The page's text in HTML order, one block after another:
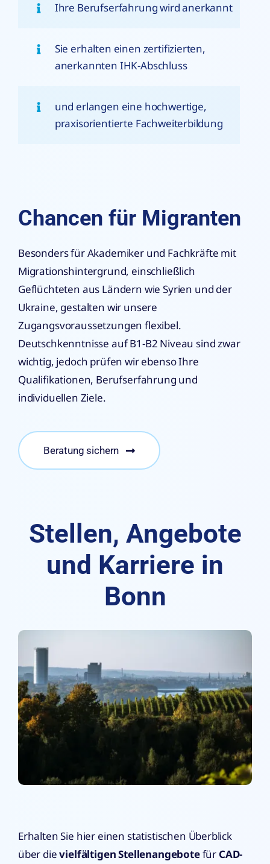
Ihre Berufserfahrung wird anerkannt
Sie erhalten einen zertifizierten,
anerkannten IHK-Abschluss
und erlangen eine hochwertige,
praxisorientierte Fachweiterbildung
Chancen für Migranten
Besonders für Akademiker und Fachkräfte mit
Migrationshintergrund, einschließlich
Geflüchteten aus Ländern wie Syrien und der
Ukraine, gestalten wir unsere
Zugangsvoraussetzungen flexibel.
Deutschkenntnisse auf B1-B2 Niveau sind zwar
wichtig, jedoch prüfen wir ebenso Ihre
Qualifikationen, Berufserfahrung und
individuellen Ziele.
Beratung sichern
Stellen, Angebote
und Karriere in
Bonn
Erhalten Sie hier einen statistischen Überblick
über dievielfältigen Stellenangebotefür CAD-